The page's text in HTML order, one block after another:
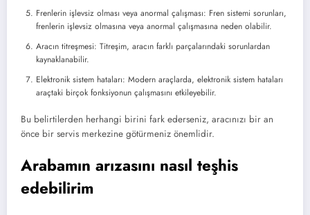
Frenlerin işlevsiz olması veya anormal çalışması: Fren sistemi sorunları,
frenlerin işlevsiz olmasına veya anormal çalışmasına neden olabilir.
Aracın titreşmesi: Titreşim, aracın farklı parçalarındaki sorunlardan
kaynaklanabilir.
Elektronik sistem hataları: Modern araçlarda, elektronik sistem hataları
araçtaki birçok fonksiyonun çalışmasını etkileyebilir.
Bu belirtilerden herhangi birini fark ederseniz, aracınızı bir an
önce bir servis merkezine götürmeniz önemlidir.
Arabamın arızasını nasıl teşhis
edebilirim